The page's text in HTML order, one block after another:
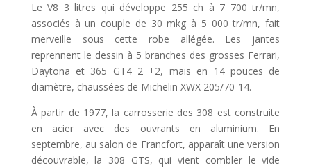
Le V8 3 litres qui développe 255 ch à 7 700 tr/mn,
associés à un couple de 30 mkg à 5 000 tr/mn, fait
merveille sous cette robe allégée. Les jantes
reprennent le dessin à 5 branches des grosses Ferrari,
Daytona et 365 GT4 2 +2, mais en 14 pouces de
diamètre, chaussées de Michelin XWX 205/70-14.
À partir de 1977, la carrosserie des 308 est construite
en acier avec des ouvrants en aluminium. En
septembre, au salon de Francfort, apparaît une version
découvrable, la 308 GTS, qui vient combler le vide